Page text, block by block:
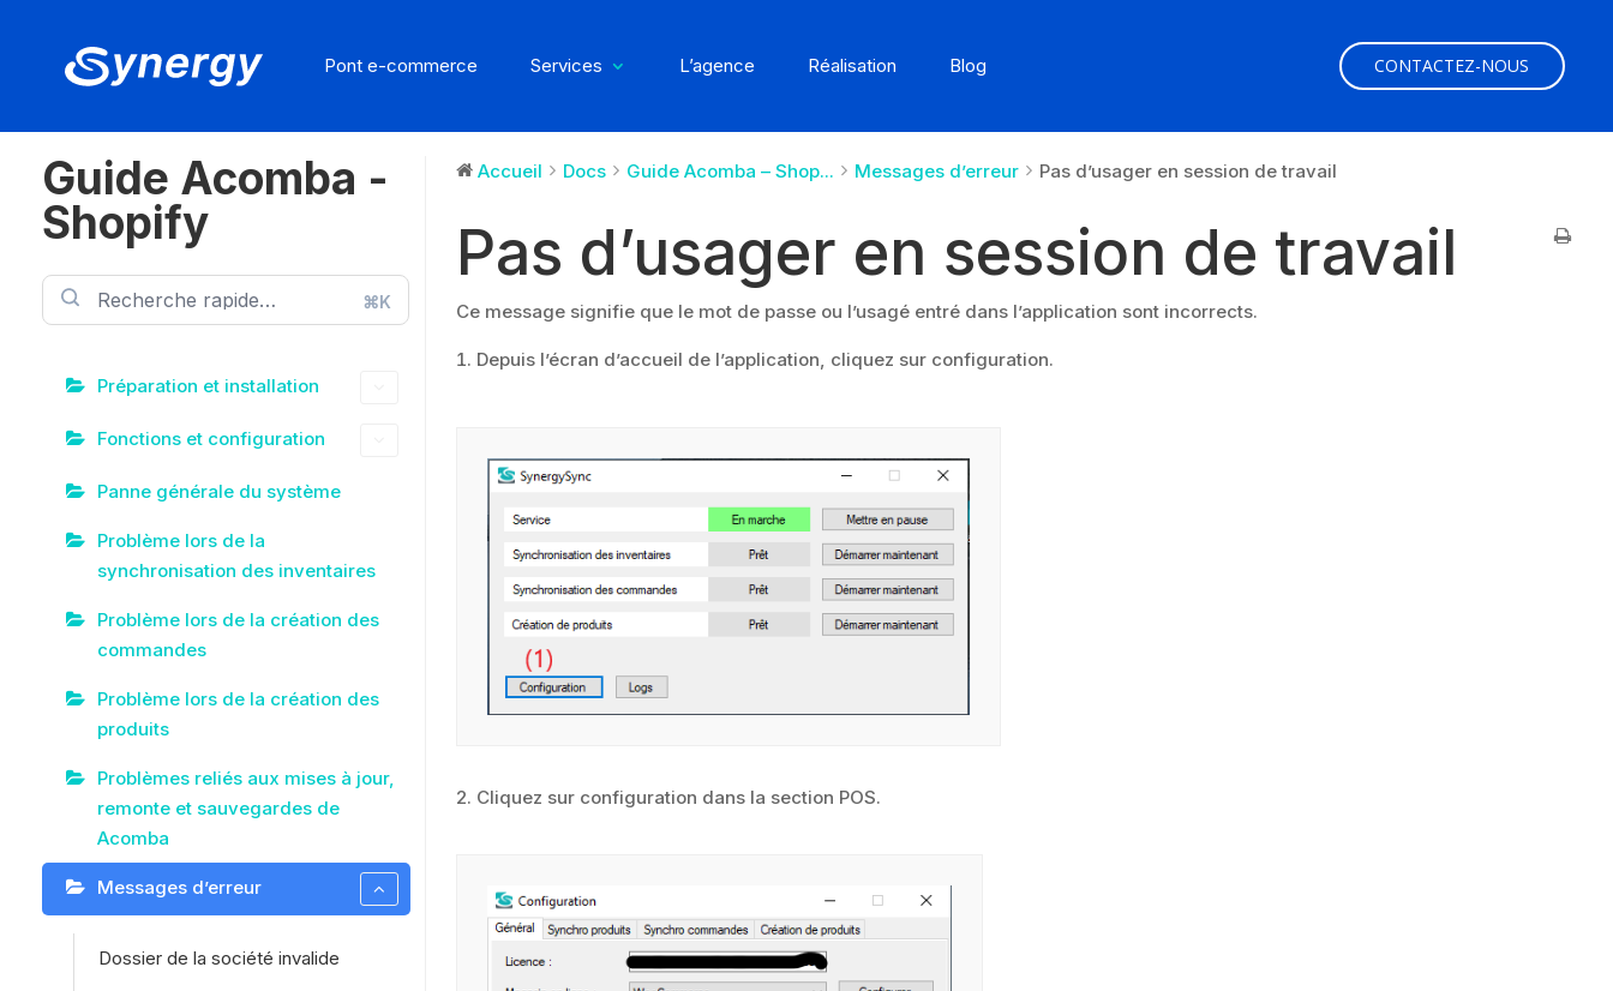
CONTACTEZ-NOUS
Pont e-commerce Services L’agence Réalisation Blog
Guide Acomba -
Shopify
⌘K
Préparation et installation
Fonctions et configuration
Panne générale du système
Problème lors de la
synchronisation des inventaires
Problème lors de la création des
commandes
Problème lors de la création des
produits
Problèmes reliés aux mises à jour,
remonte et sauvegardes de
Acomba
Messages d’erreur
Dossier de la société invalide
Accueil Docs Guide Acomba – Shop... Messages d’erreur Pas d’usager en session de travail
Pas d’usager en session de travail
Ce message signifie que le mot de passe ou l’usagé entré dans l’application sont incorrects.
Depuis l’écran d’accueil de l’application, cliquez sur configuration.
2. Cliquez sur configuration dans la section POS.